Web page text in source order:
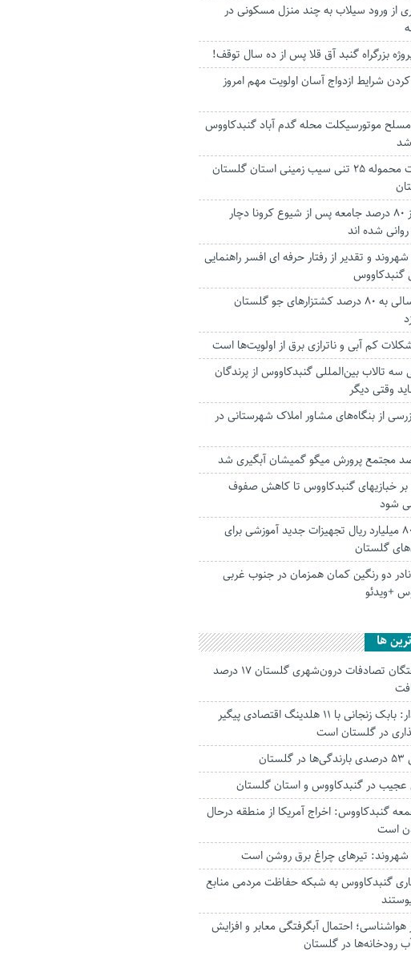
از ورود سیلاب به چند منزل مسکونی در
بزرگراه گنبد آق قلا پس از ده سال توقف!
شرایط ازدواج آسان اولویت مهم امروز
موتورسیکلت محله گدم آباد گنبدکاووس
صادرات محموله ۲۵ تنی سیب زمینی استان گلستان
بیش از ۸۰‌ درصد جامعه پس از شیوع کرونا دچار
روانی شده اند
و تقدیر از رفتار حرفه ای افسر راهنمایی
گنبدکاووس
خشکسالی به ۸۰ درصد کشتزارهای جو گلستان
کم آبی و ناترازی برق از اولویت‌ها است
سه تالاب‌ بین‌المللی گنبدکاووس از پرندگان
وقتی دیگر
از بنگاه‌های مشاور املاک شهرستانی در
بر خبازیهای گنبدکاووس تا کاهش صفوف
شود
خرید ۸۰ میلیارد ریال تجهیزات جدید آموزشی برای
گلستان
دو رنگین کمان همزمان در جنوب غربی
+ویدئو
ها
جانباختگان تصادفات درون‌شهری گلستان ۱۷ درصد
استاندار: بابک زنجانی با ۱۱ هلدینگ اقتصادی پیگیر
در گلستان است
عجیب در‌ گنبدکاووس و استان گلستان
گنبدکاووس: اخراج آمریکا از منطقه درحال
است
تیرهای چراغ برق روشن است
گنبدکاووس به شبکه حفاظت مردمی منابع
احتمال آبگرفتگی معابر و افزایش
رودخانه‌ها در گلستان